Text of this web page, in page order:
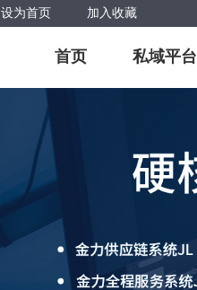
设为首页 加入收藏
首页 私域平台